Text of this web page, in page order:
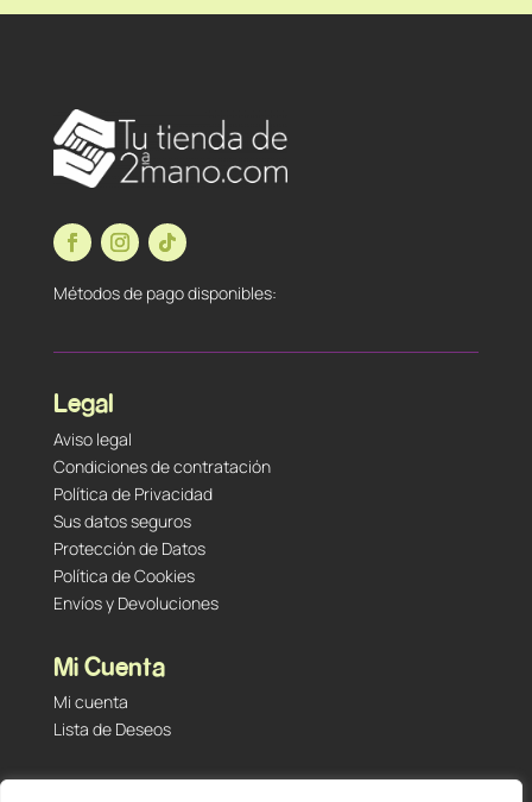
Métodos de pago disponibles:
Legal
Aviso legal
Condiciones de contratación
Política de Privacidad
Sus datos seguros
Protección de Datos
Política de Cookies
Envíos y Devoluciones
Mi Cuenta
Mi cuenta
Lista de Deseos